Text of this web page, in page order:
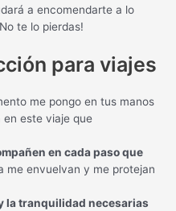
a encomendarte a lo
te lo pierdas!
para viajes
me pongo en tus manos
este viaje que
en cada paso que
me envuelvan y me protejan
la tranquilidad necesarias